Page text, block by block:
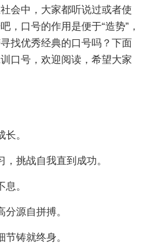
会中，大家都听说过或者使
，口号的作用是便于“造势”，
找优秀经典的口号吗？下面
口号，欢迎阅读，希望大家
。
挑战自我直到成功。
。
源自拼搏。
铸就终身。